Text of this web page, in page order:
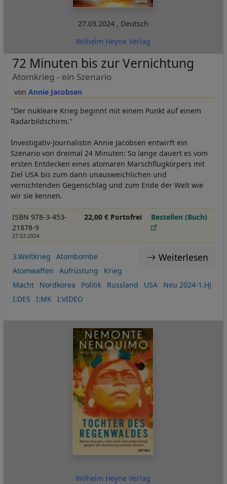
27.03.2024 , Deutsch
Wilhelm Heyne Verlag
Annie Jacobsen
72 Minuten bis zur Vernichtung
Atomkrieg - ein Szenario
"Der nukleare Krieg beginnt mit einem Punkt auf einem
Radarbildschirm."
Investigativ-Journalistin Annie Jacobsen entwirft ein
Szenario von dreimal 24 Minuten: So lange dauert es vom
ersten Entdecken eines atomaren Marschflugkörpers mit
Ziel USA bis zum dann unausweichlichen und
vernichtenden Gegenschlag und zum Ende der Welt wie
wir sie kennen.
ISBN 978-3-453-
21878-9
27.03.2024
22,00 € Portofrei Bestellen (Buch)
Weiterlesen
3.Weltkrieg
Atombombe
Atomwaffen
Aufrüstung
Krieg
Macht
Nordkorea Politik Russland USA
Neu 2024-1.HJ
I:DES
I:MK I:VIDEO
Wilhelm Heyne Verlag